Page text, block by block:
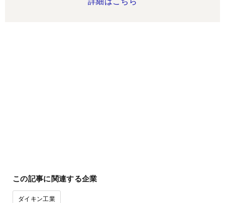
この記事に関連する企業
ダイキン工業